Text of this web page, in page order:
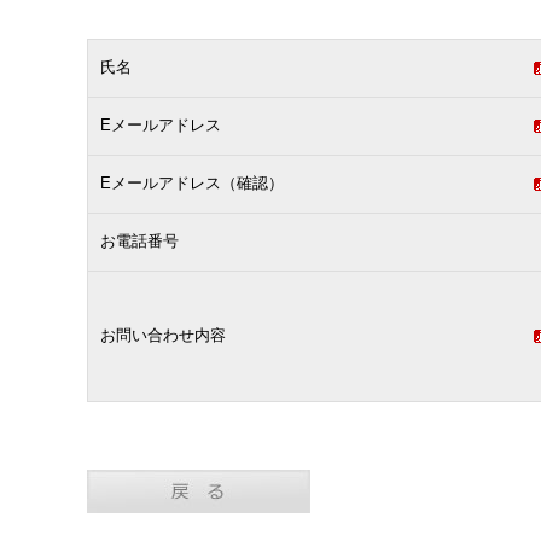
氏名
Eメールアドレス
Eメールアドレス（確認）
お電話番号
お問い合わせ内容